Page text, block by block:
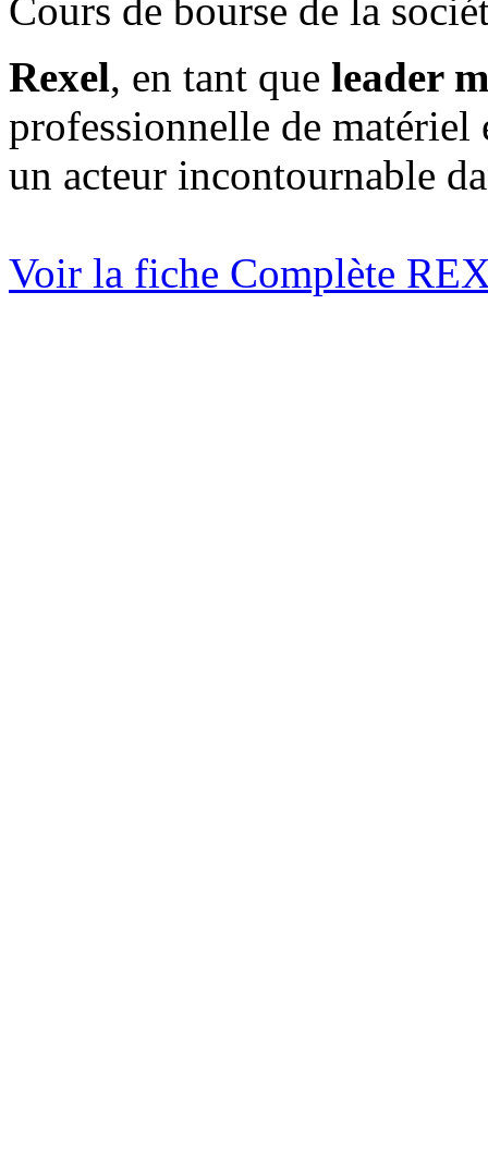
Cours de bourse de la
Rexel, en tant que leader
professionnelle de
un acteur incontournable
Voir la fiche Complète